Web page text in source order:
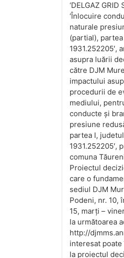
‘DELGAZ
‘Înlocuire
naturale
(partial),
1931.252205′,
asupra luării
către DJM
impactului
procedurii de
mediului,
conducte și
presiune
partea I,
1931.252205′,
comuna
Proiectul
care o
sediul DJM
Podeni, nr. 10,
15, marți –
la următoarea
http://
interesat
la proiectul